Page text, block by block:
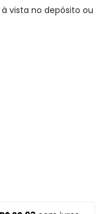
à vista no depósito ou